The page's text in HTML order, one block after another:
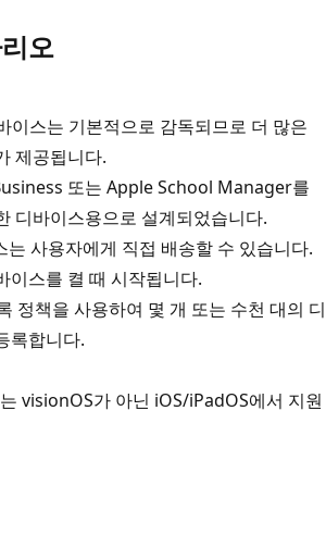
오
이스는 기본적으로 감독되므로 더 많은
제공됩니다.
또는 Apple School Manager를
디바이스용으로 설계되었습니다.
는 사용자에게 직접 배송할 수 있습니다.
이스를 켤 때 시작됩니다.
정책을 사용하여 몇 개 또는 수천 대의 디
록합니다.
visionOS가 아닌 iOS/iPadOS에서 지원